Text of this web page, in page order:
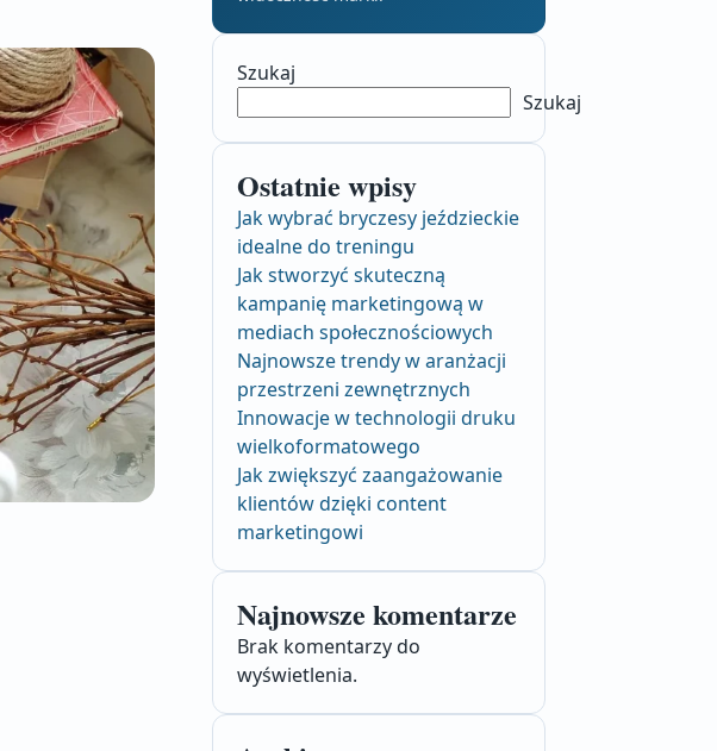
Szukaj
Szukaj
Ostatnie wpisy
Jak wybrać bryczesy jeździeckie
idealne do treningu
Jak stworzyć skuteczną
kampanię marketingową w
mediach społecznościowych
Najnowsze trendy w aranżacji
przestrzeni zewnętrznych
Innowacje w technologii druku
wielkoformatowego
Jak zwiększyć zaangażowanie
klientów dzięki content
marketingowi
Najnowsze komentarze
Brak komentarzy do
wyświetlenia.